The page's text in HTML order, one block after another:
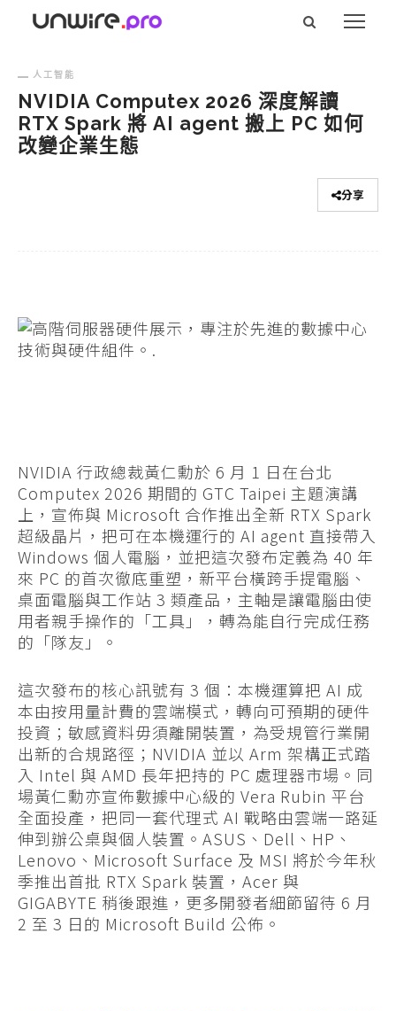
人工智能
NVIDIA Computex 2026 深度解讀
RTX Spark 將 AI agent 搬上 PC 如何
改變企業生態
分享
NVIDIA 行政總裁黃仁勳於 6 月 1 日在台北
Computex 2026 期間的 GTC Taipei 主題演講
上，宣佈與 Microsoft 合作推出全新 RTX Spark
超級晶片，把可在本機運行的 AI agent 直接帶入
Windows 個人電腦，並把這次發布定義為 40 年
來 PC 的首次徹底重塑，新平台橫跨手提電腦、
桌面電腦與工作站 3 類產品，主軸是讓電腦由使
用者親手操作的「工具」，轉為能自行完成任務
的「隊友」。
這次發布的核心訊號有 3 個：本機運算把 AI 成
本由按用量計費的雲端模式，轉向可預期的硬件
投資；敏感資料毋須離開裝置，為受規管行業開
出新的合規路徑；NVIDIA 並以 Arm 架構正式踏
入 Intel 與 AMD 長年把持的 PC 處理器市場。同
場黃仁勳亦宣佈數據中心級的 Vera Rubin 平台
全面投產，把同一套代理式 AI 戰略由雲端一路延
伸到辦公桌與個人裝置。ASUS、Dell、HP、
Lenovo、Microsoft Surface 及 MSI 將於今年秋
季推出首批 RTX Spark 裝置，Acer 與
GIGABYTE 稍後跟進，更多開發者細節留待 6 月
2 至 3 日的 Microsoft Build 公佈。